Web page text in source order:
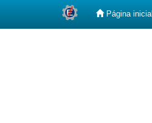
Página inicial